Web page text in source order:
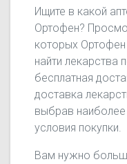
Ищите в какой
Ортофен?
которых
найти лекарства
бесплатная
доставка
выбрав
условия покупки.
Вам нужно